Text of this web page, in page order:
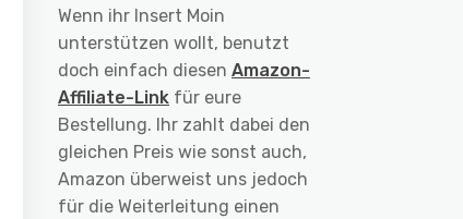
Wenn ihr Insert Moin
unterstützen wollt, benutzt
doch einfach diesen Amazon-
Affiliate-Link für eure
Bestellung. Ihr zahlt dabei den
gleichen Preis wie sonst auch,
Amazon überweist uns jedoch
für die Weiterleitung einen